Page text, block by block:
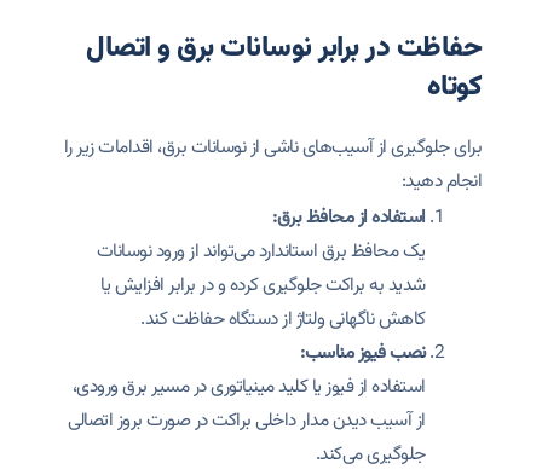
حفاظت در برابر نوسانات برق و اتصال
کوتاه
برای جلوگیری از آسیب‌های ناشی از نوسانات برق، اقدامات زیر را
انجام دهید:
استفاده از محافظ برق:
یک محافظ برق استاندارد می‌تواند از ورود نوسانات
شدید به براکت جلوگیری کرده و در برابر افزایش یا
کاهش ناگهانی ولتاژ از دستگاه حفاظت کند.
نصب فیوز مناسب:
استفاده از فیوز یا کلید مینیاتوری در مسیر برق ورودی،
از آسیب دیدن مدار داخلی براکت در صورت بروز اتصالی
جلوگیری می‌کند.